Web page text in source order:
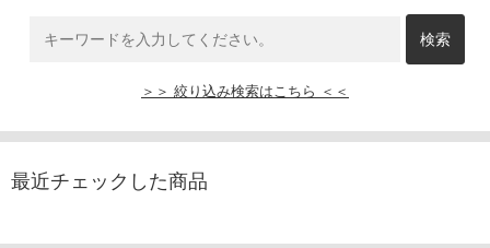
＞＞ 絞り込み検索はこちら ＜＜
最近チェックした商品